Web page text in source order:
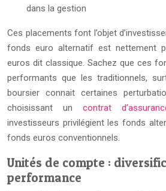
dans la gestion
Ces placements font l’objet
fonds euro alternatif est nettement
euros dit classique. Sachez que ces
performants que les traditionnels,
boursier connait certaines
choisissant un contrat
investisseurs privilégient les fonds
fonds euros conventionnels.
Unités de compte :
performance